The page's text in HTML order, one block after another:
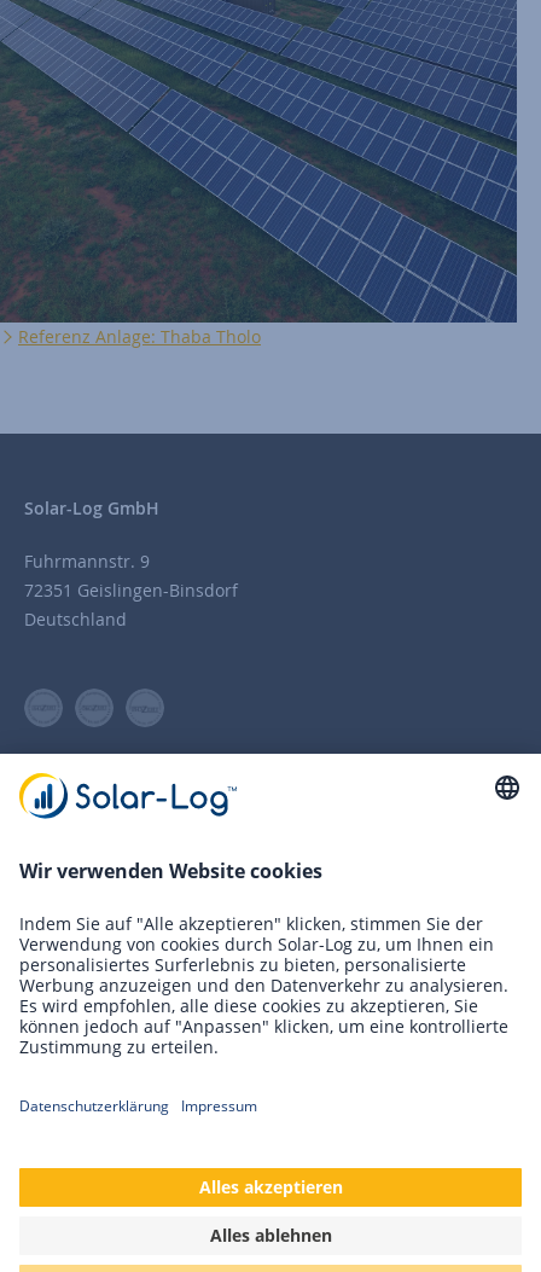
Lösungen
Referenzen
Referenz Anlage: Thaba Tholo
Solar-Log GmbH
Fuhrmannstr. 9
72351 Geislingen-Binsdorf
Deutschland
Tel. +49 (0)7428 / 4089-300
info(at)solar-log.com
Newsletter Anmeldung